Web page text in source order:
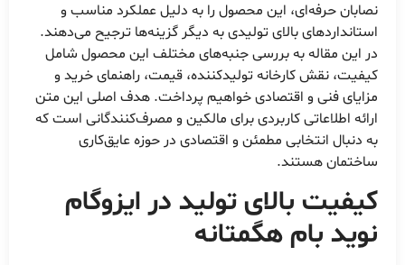
نصابان حرفه‌ای، این محصول را به دلیل عملکرد مناسب و
استانداردهای بالای تولیدی به دیگر گزینه‌ها ترجیح می‌دهند.
در این مقاله به بررسی جنبه‌های مختلف این محصول شامل
کیفیت، نقش کارخانه تولیدکننده، قیمت، راهنمای خرید و
مزایای فنی و اقتصادی خواهیم پرداخت. هدف اصلی این متن
ارائه اطلاعاتی کاربردی برای مالکین و مصرف‌کنندگانی است که
به دنبال انتخابی مطمئن و اقتصادی در حوزه عایق‌کاری
ساختمان هستند.
کیفیت بالای تولید درایزوگام
نوید بام هگمتانه